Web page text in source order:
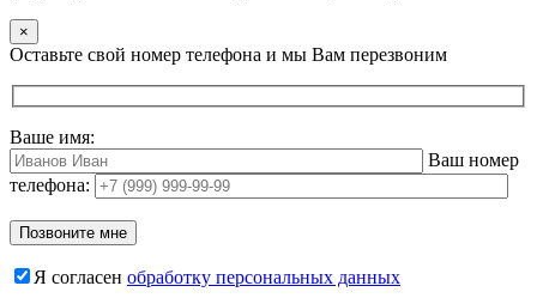
×
Оставьте свой номер телефона и мы Вам перезвоним
Ваше имя:
Ваш номер
телефона:
Я согласен обработку персональных данных